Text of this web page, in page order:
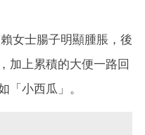
女士腸子明顯腫脹，後
加上累積的大便一路回
「小西瓜」。